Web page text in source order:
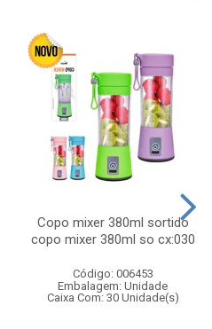
Copo mixer 380ml sortido
copo mixer 380ml so cx:030
Código: 006453
Embalagem: Unidade
Caixa Com: 30 Unidade(s)